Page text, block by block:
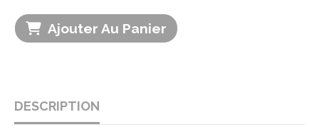
Ajouter Au Panier
DESCRIPTION